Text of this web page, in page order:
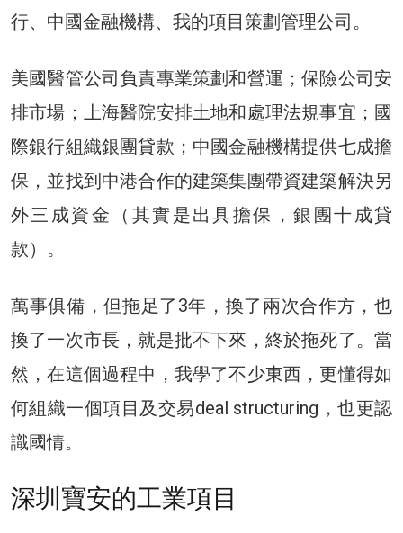
行、中國金融機構、我的項目策劃管理公司。
美國醫管公司負責專業策劃和營運；保險公司安
排市場；上海醫院安排土地和處理法規事宜；國
際銀行組織銀團貸款；中國金融機構提供七成擔
保，並找到中港合作的建築集團帶資建築解決另
外三成資金（其實是出具擔保，銀團十成貸
款）。
萬事俱備，但拖足了3年，換了兩次合作方，也
換了一次市長，就是批不下來，終於拖死了。當
然，在這個過程中，我學了不少東西，更懂得如
何組織一個項目及交易deal structuring，也更認
識國情。
深圳寶安的工業項目